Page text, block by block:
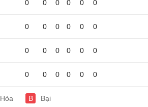
0 0 0 0 0 0
0 0 0 0 0 0
0 0 0 0 0 0
0 0 0 0 0 0
Hòa B Bại